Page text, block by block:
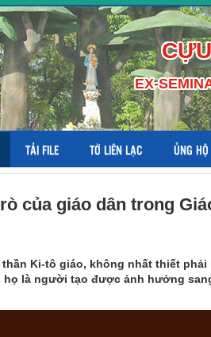
EX-
TẢI FILE TỜ LIÊN LẠC ỦNG HỘ
của giáo dân trong
Ki-tô giáo, không nhất thiết
là người tạo được ảnh hưởng